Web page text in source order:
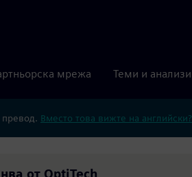
мрежа Теми и анализи
превод. Вместо това вижте на английски?
от OptiTech